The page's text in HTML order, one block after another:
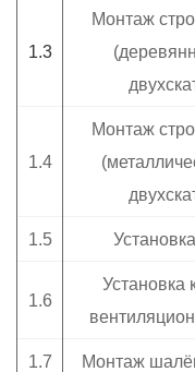
1.3
Монтаж
1.4
Монтаж
1.5
1.6
Установка
1.7 Монтаж